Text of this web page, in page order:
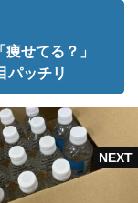
痩せてる？」
パッチリ